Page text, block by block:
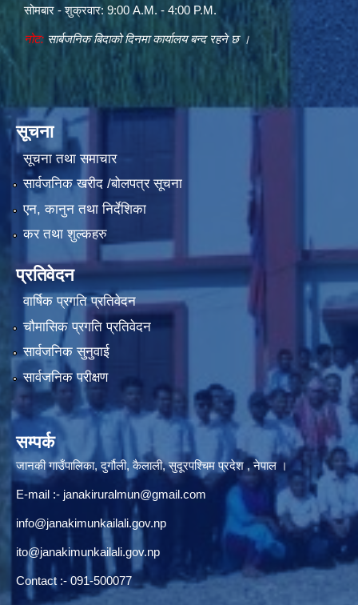
सोमबार - शुक्रवार: 9:00 A.M. - 4:00 P.M.
नोट: सार्बजनिक बिदाको दिनमा कार्यालय बन्द रहने छ ।
सूचना
सूचना तथा समाचार
सार्वजनिक खरीद /बोलपत्र सूचना
एन, कानुन तथा निर्देशिका
कर तथा शुल्कहरु
प्रतिवेदन
वार्षिक प्रगति प्रतिवेदन
चौमासिक प्रगति प्रतिवेदन
सार्वजनिक सुनुवाई
सार्वजनिक परीक्षण
सम्पर्क
जानकी गाउँपालिका, दुर्गौली, कैलाली, सुदूरपश्चिम प्रदेश , नेपाल ।
E-mail :- janakiruralmun@gmail.com
info@janakimunkailali.gov.np
ito@janakimunkailali.gov.np
Contact :- 091-500077